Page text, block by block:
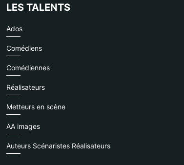
LES TALENTS
Ados
Comédiens
Comédiennes
Réalisateurs
Metteurs en scène
AA images
Auteurs Scénaristes Réalisateurs